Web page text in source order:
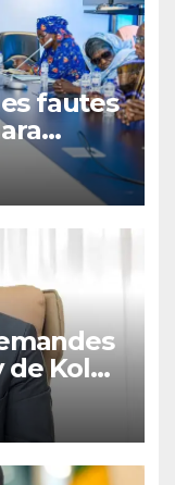
fautes
sur
de Kolda